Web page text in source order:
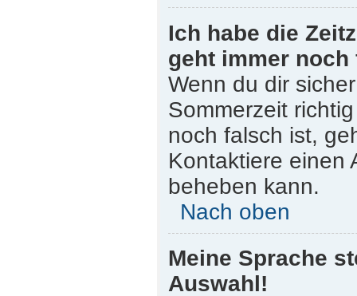
Ich habe die
geht immer noch
Wenn du dir
Sommerzeit
noch falsch ist,
Kontaktiere einen
beheben kann.
Nach oben
Meine Sprache
Auswahl!